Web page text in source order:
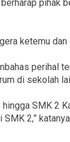
pihak
ketemu dan
perihal
di sekolah
SMK 2
2,”